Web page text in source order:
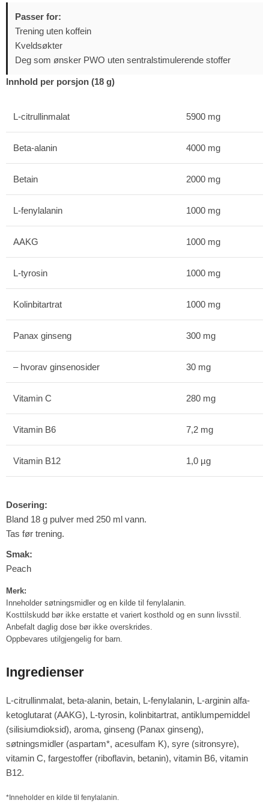
Passer for:
Trening uten koffein
Kveldsøkter
Deg som ønsker PWO uten sentralstimulerende stoffer
Innhold per porsjon (18 g)
L-citrullinmalat 5900 mg
Beta-alanin 4000 mg
Betain 2000 mg
L-fenylalanin 1000 mg
AAKG 1000 mg
L-tyrosin 1000 mg
Kolinbitartrat 1000 mg
Panax ginseng 300 mg
– hvorav ginsenosider 30 mg
Vitamin C 280 mg
Vitamin B6 7,2 mg
Vitamin B12 1,0 µg
Dosering:
Bland 18 g pulver med 250 ml vann.
Tas før trening.
Smak:
Peach
Merk:
Inneholder søtningsmidler og en kilde til fenylalanin.
Kosttilskudd bør ikke erstatte et variert kosthold og en sunn livsstil.
Anbefalt daglig dose bør ikke overskrides.
Oppbevares utilgjengelig for barn.
Ingredienser
L-citrullinmalat, beta-alanin, betain, L-fenylalanin, L-arginin alfa-
ketoglutarat (AAKG), L-tyrosin, kolinbitartrat, antiklumpemiddel
(silisiumdioksid), aroma, ginseng (Panax ginseng),
søtningsmidler (aspartam*, acesulfam K), syre (sitronsyre),
vitamin C, fargestoffer (riboflavin, betanin), vitamin B6, vitamin
B12.
*Inneholder en kilde til fenylalanin.